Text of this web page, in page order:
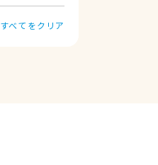
すべてをクリア